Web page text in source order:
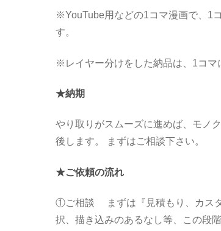
※YouTube用などの1コマ漫画で、1
す。
※レイヤー分けをした納品は、1コマ
★納期
やり取りがスムーズに進めば、モノ
後します。 まずはご相談下さい。
★ご依頼の流れ
①ご相談 まずは『見積もり、カスタ
択、描き込みのあるなし等、この段